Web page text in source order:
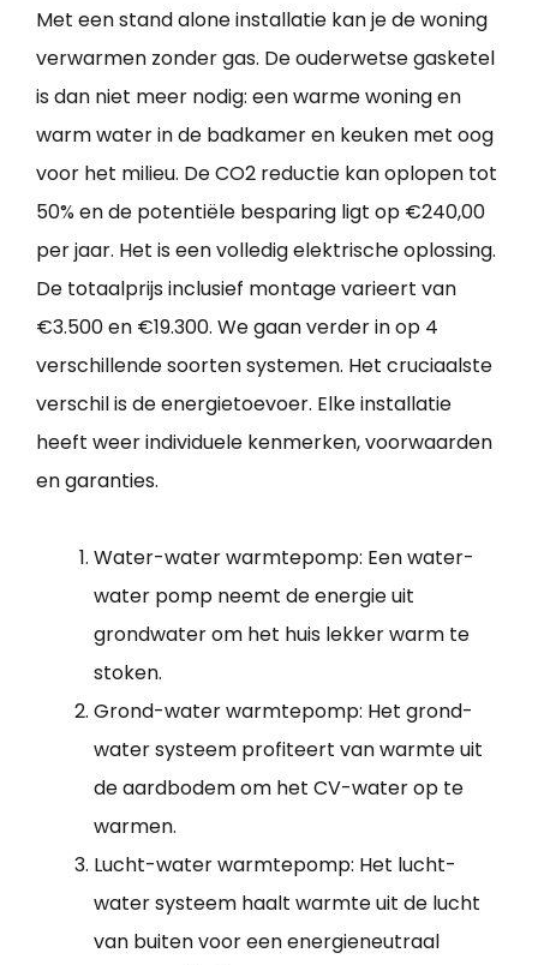
Met een stand alone installatie kan je de woning
verwarmen zonder gas. De ouderwetse gasketel
is dan niet meer nodig: een warme woning en
warm water in de badkamer en keuken met oog
voor het milieu. De CO2 reductie kan oplopen tot
50% en de potentiële besparing ligt op €240,00
per jaar. Het is een volledig elektrische oplossing.
De totaalprijs inclusief montage varieert van
€3.500 en €19.300. We gaan verder in op 4
verschillende soorten systemen. Het cruciaalste
verschil is de energietoevoer. Elke installatie
heeft weer individuele kenmerken, voorwaarden
en garanties.
Water-water warmtepomp: Een water-
water pomp neemt de energie uit
grondwater om het huis lekker warm te
stoken.
Grond-water warmtepomp: Het grond-
water systeem profiteert van warmte uit
de aardbodem om het CV-water op te
warmen.
Lucht-water warmtepomp: Het lucht-
water systeem haalt warmte uit de lucht
van buiten voor een energieneutraal